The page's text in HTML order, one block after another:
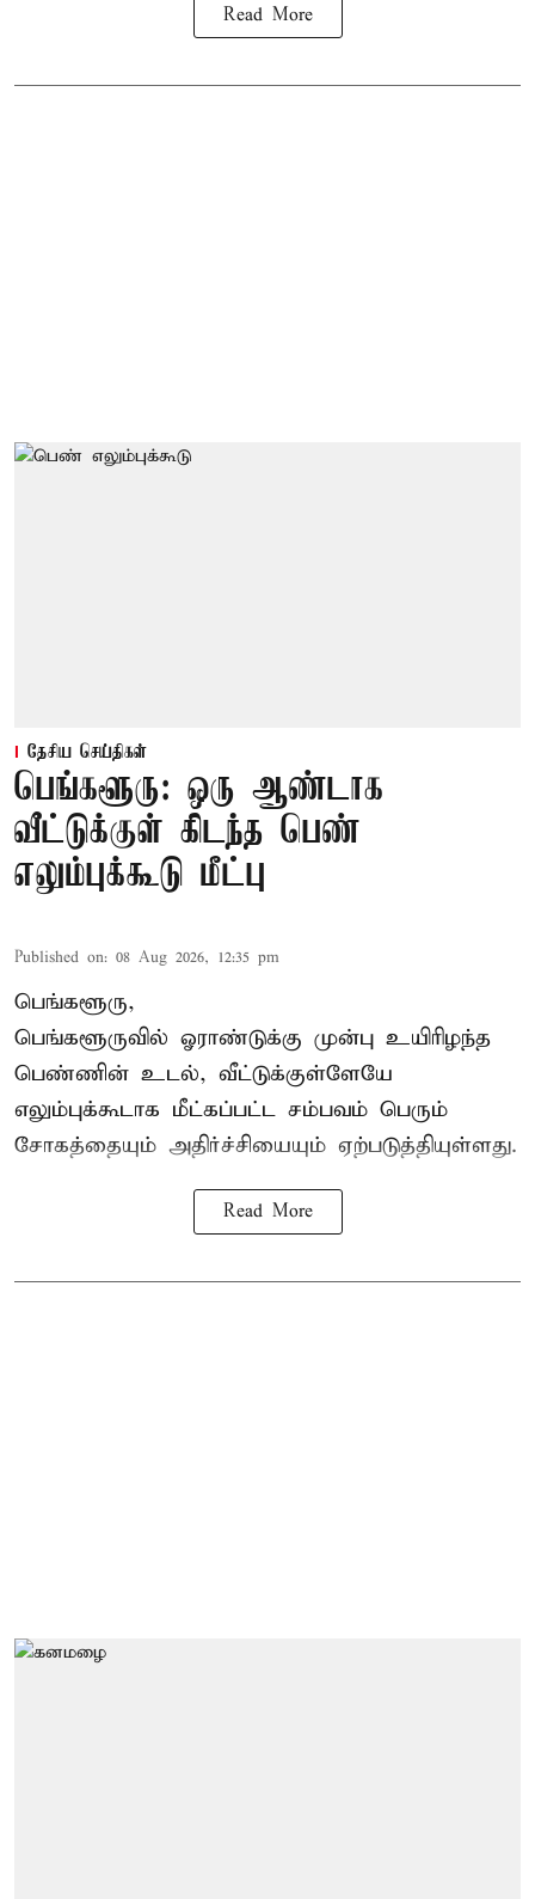
Read More
தேசிய செய்திகள்
பெங்களூரு: ஒரு ஆண்டாக
வீட்டுக்குள் கிடந்த பெண்
எலும்புக்கூடு மீட்பு
Published on: 08 Aug 2026, 12:35 pm
பெங்களூரு,
பெங்களூருவில் ஓராண்டுக்கு முன்பு உயிரிழந்த
பெண்ணின் உடல், வீட்டுக்குள்ளேயே
எலும்புக்கூடாக மீட்கப்பட்ட சம்பவம் பெரும்
சோகத்தையும் அதிர்ச்சியையும் ஏற்படுத்தியுள்ளது.
Read More